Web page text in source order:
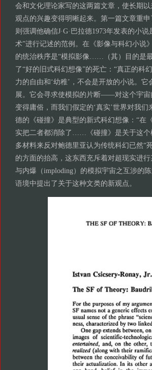
会和文化理论家写的这两篇文章，使长期
观点的兴趣变得明晰起来。第一篇文章重
则强调他确信J·G·巴拉德1973年发表的小
术”进行记述的范例。在《影像与科幻小说
的统治秩序是“模拟影像……（其）目的是
了“好的旧式科幻想像”的死亡：“真正的科
力的自由和‘幼稚’，不会是开放的小说。
展。它会寻求使模拟的片断——对这个宇
变得庸俗，而我们假定的‘真实’世界对我
德的《碰撞》是典型的新式科幻想像：“
实把二者都消除了……《碰撞》是关于这个
多材料来反对鲍德里亚认为传统科幻已然“
的方面的抬高，这东西充斥着对超现实进
与内爆（imploding）的模拟宇宙之互涉的
语境中提出了关于这种文类的新观点。